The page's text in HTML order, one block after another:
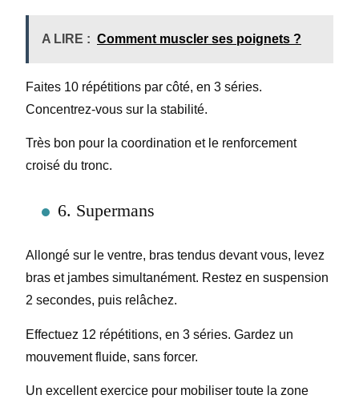
A LIRE : Comment muscler ses poignets ?
Faites 10 répétitions par côté, en 3 séries.
Concentrez-vous sur la stabilité.
Très bon pour la coordination et le renforcement
croisé du tronc.
6. Supermans
Allongé sur le ventre, bras tendus devant vous, levez
bras et jambes simultanément. Restez en suspension
2 secondes, puis relâchez.
Effectuez 12 répétitions, en 3 séries. Gardez un
mouvement fluide, sans forcer.
Un excellent exercice pour mobiliser toute la zone